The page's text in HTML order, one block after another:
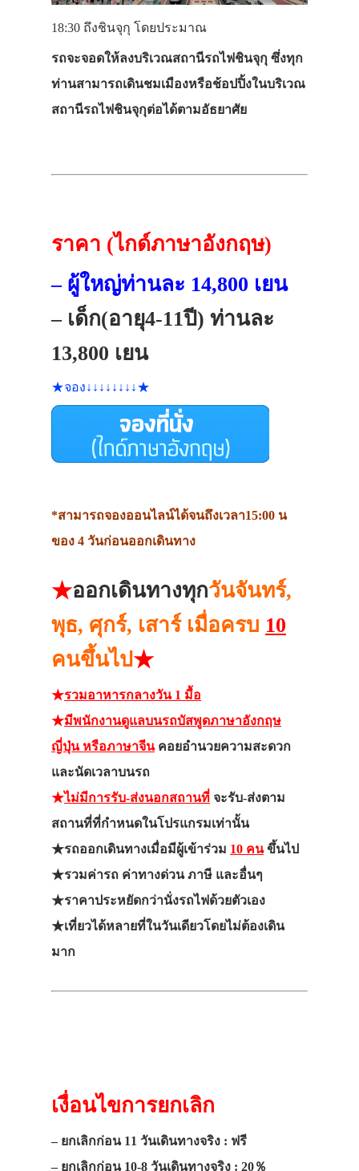
18:30 ถึงชินจุกุ โดยประมาณ
รถจะจอดให้ลงบริเวณสถานีรถไฟชินจุกุ ซึ่งทุก
ท่านสามารถเดินชมเมืองหรือช้อปปิ้งในบริเวณ
สถานีรถไฟชินจุกุต่อได้ตามอัธยาศัย
ราคา (ไกด์ภาษาอังกฤษ)
– ผู้ใหญ่ท่านละ 14,800 เยน
– เด็ก(อายุ4-11ปี) ท่านละ
13,800 เยน
★จอง↓↓↓↓↓↓↓↓★
*สามารถจองออนไลน์ได้จนถึงเวลา15:00 น
ของ 4 วันก่อนออกเดินทาง
★ออกเดินทางทุกวันจันทร์,
พุธ, ศุกร์, เสาร์ เมื่อครบ 10
คนขึ้นไป★
★รวมอาหารกลางวัน 1 มื้อ
★มีพนักงานดูแลบนรถบัสพูดภาษาอังกฤษ
ญี่ปุ่น หรือภาษาจีน คอยอำนวยความสะดวก
และนัดเวลาบนรถ
★ไม่มีการรับ-ส่งนอกสถานที่ จะรับ-ส่งตาม
สถานที่ที่กำหนดในโปรแกรมเท่านั้น
★รถออกเดินทางเมื่อมีผู้เข้าร่วม 10 คนขึ้นไป
★รวมค่ารถ ค่าทางด่วน ภาษี และอื่นๆ
★ราคาประหยัดกว่านั่งรถไฟด้วยตัวเอง
★เที่ยวได้หลายที่ในวันเดียวโดยไม่ต้องเดิน
มาก
เงื่อนไขการยกเลิก
– ยกเลิกก่อน 11 วันเดินทางจริง : ฟรี
– ยกเลิกก่อน 10-8 วันเดินทางจริง : 20％